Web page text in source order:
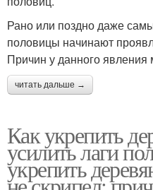
Рано или поздно даже
половицы начинают
Причин у данного явления
читать дальше →
Как укрепить
усилить лаги
укрепить